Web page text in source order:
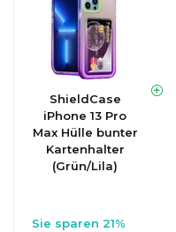
ShieldCase
iPhone 13 Pro
Max Hülle bunter
Kartenhalter
(Grün/Lila)
Sie sparen 21%